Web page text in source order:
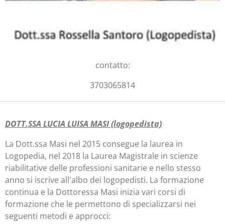
contatto:
3703065814
DOTT.SSA LUCIA LUISA MASI (logopedista)
La Dott.ssa Masi nel 2015 consegue la laurea in
Logopedia, nel 2018 la Laurea Magistrale in scienze
riabilitative delle professioni sanitarie e nello stesso
anno si iscrive all'albo dei logopedisti. La formazione
continua e la Dottoressa Masi inizia vari corsi di
formazione che le permettono di specializzarsi nei
seguenti metodi e approcci: